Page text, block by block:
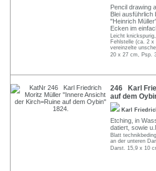
Pencil drawing
Blei ausführlich
"Heinrich
Ecken im
Leicht
Fehlstelle (ca. 2 x
vereinzelte
20 x 27 cm, Psp.
246 Karl
auf dem
Karl
Etching, in
datiert, sowie
Blatt
an der unteren
Darst. 15,9 x 10